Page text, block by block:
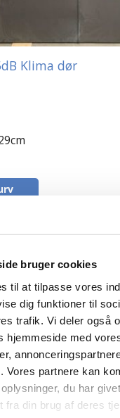
bruger cookies
til at tilpasse vores
dig funktioner til
trafik. Vi deler også
hjemmeside med
Vores partnere kan
du har
fra din brug af deres
Klima dør